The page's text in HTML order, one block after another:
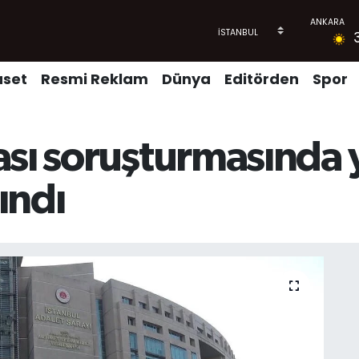
Resmi Reklam Dünya Editörden Spor